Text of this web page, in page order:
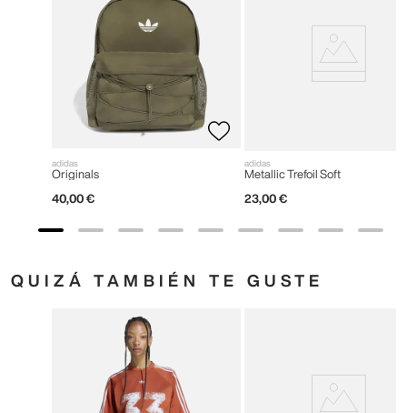
adidas
Originals
40,00 €
adidas
Metallic Trefoil Soft
23,00 €
QUIZÁ TAMBIÉN TE GUSTE